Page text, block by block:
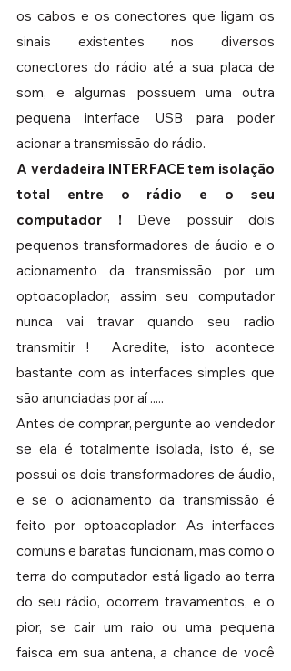
os cabos e os conectores que ligam os
sinais existentes nos diversos
conectores do rádio até a sua placa de
som, e algumas possuem uma outra
pequena interface USB para poder
acionar a transmissão do rádio.
A verdadeira INTERFACE tem isolação
total entre o rádio e o seu
computador ! Deve possuir dois
pequenos transformadores de áudio e o
acionamento da transmissão por um
optoacoplador, assim seu computador
nunca vai travar quando seu radio
transmitir !  Acredite, isto acontece
bastante com as interfaces simples que
são anunciadas por aí .....
Antes de comprar, pergunte ao vendedor
se ela é totalmente isolada, isto é, se
possui os dois transformadores de áudio,
e se o acionamento da transmissão é
feito por optoacoplador. As interfaces
comuns e baratas funcionam, mas como o
terra do computador está ligado ao terra
do seu rádio, ocorrem travamentos, e o
pior, se cair um raio ou uma pequena
faisca em sua antena, a chance de você